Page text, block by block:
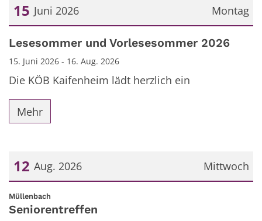
Montag
15 Juni 2026
Datum: 15. Juni 2026
Lesesommer und Vorlesesommer 2026
15. Juni 2026 - 16. Aug. 2026
Die KÖB Kaifenheim lädt herzlich ein
Mehr
Mittwoch
12 Aug. 2026
Datum: 12. August 2026
Müllenbach
Seniorentreffen